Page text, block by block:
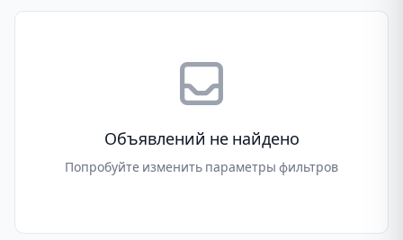
Объявлений не найдено
Попробуйте изменить параметры фильтров